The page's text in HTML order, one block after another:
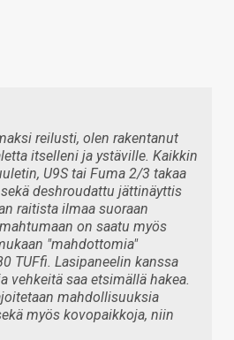
reilusti, olen rakentanut
itselleni ja ystäville. Kaikkin
U9S tai Fuma 2/3 takaa
deshroudattu jättinäyttis
raitista ilmaa suoraan
on saatu myös
"mahdottomia"
TUFfi. Lasipaneelin kanssa
vehkeitä saa etsimällä hakea.
mahdollisuuksia
myös kovopaikkoja, niin